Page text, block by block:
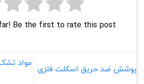
Be the first to rate this post.
پوشش ضد حریق اسکلت فلزی
مواد